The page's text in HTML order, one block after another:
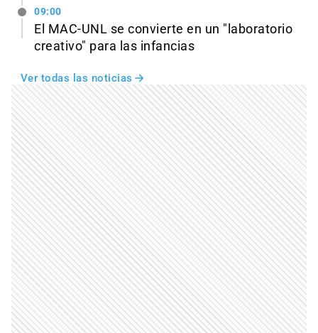
09:00
El MAC-UNL se convierte en un "laboratorio
creativo" para las infancias
Ver todas las noticias